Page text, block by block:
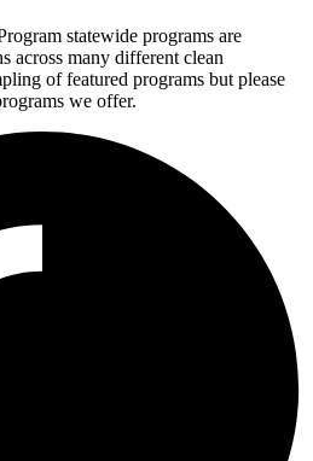
statewide programs are
across many different clean
of featured programs but please